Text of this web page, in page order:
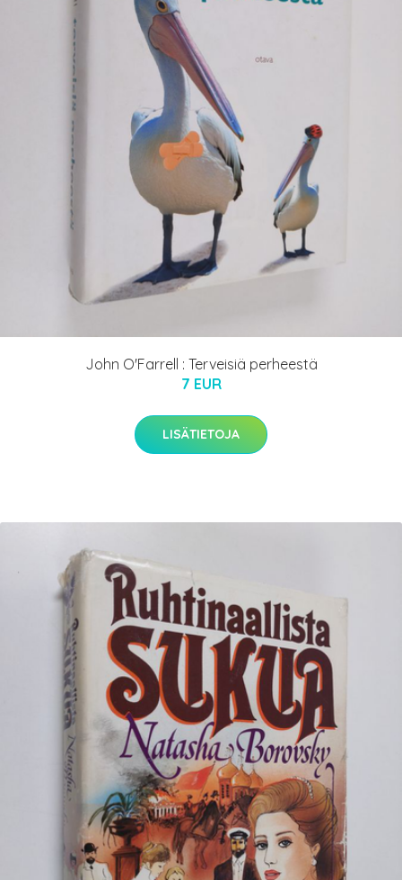
John O'Farrell : Terveisiä perheestä
7 EUR
LISÄTIETOJA